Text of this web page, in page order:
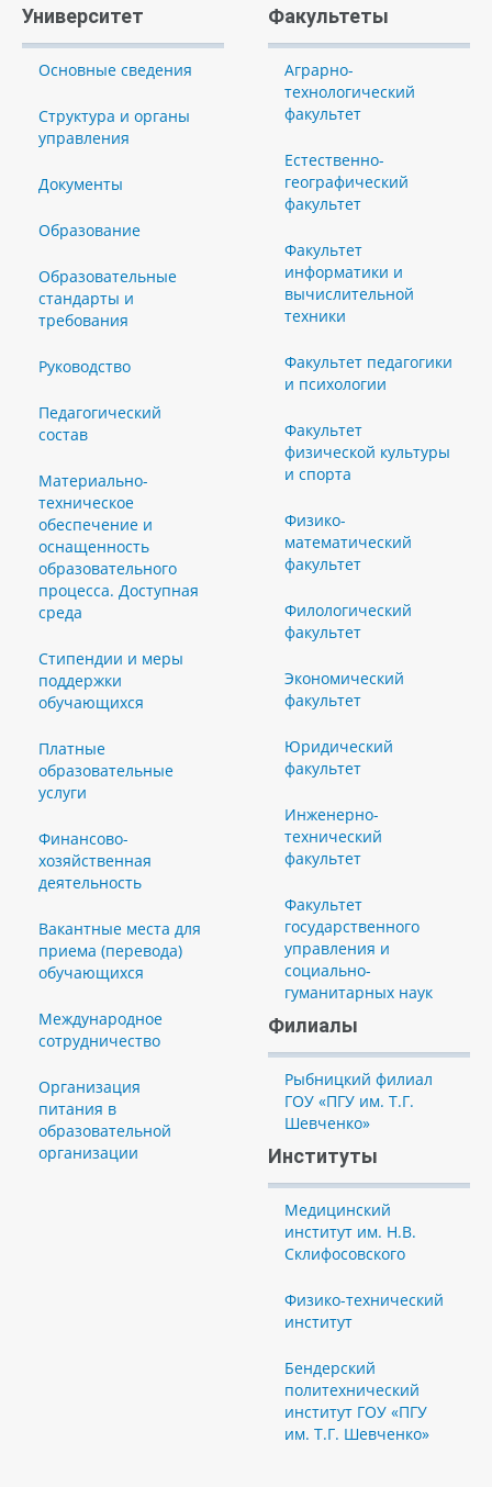
Университет
Основные сведения
Структура и органы
управления
Документы
Образование
Образовательные
стандарты и
требования
Руководство
Педагогический
состав
Материально-
техническое
обеспечение и
оснащенность
образовательного
процесса. Доступная
среда
Стипендии и меры
поддержки
обучающихся
Платные
образовательные
услуги
Финансово-
хозяйственная
деятельность
Вакантные места для
приема (перевода)
обучающихся
Международное
сотрудничество
Организация
питания в
образовательной
организации
Факультеты
Аграрно-
технологический
факультет
Естественно-
географический
факультет
Факультет
информатики и
вычислительной
техники
Факультет педагогики
и психологии
Факультет
физической культуры
и спорта
Физико-
математический
факультет
Филологический
факультет
Экономический
факультет
Юридический
факультет
Инженерно-
технический
факультет
Факультет
государственного
управления и
социально-
гуманитарных наук
Филиалы
Рыбницкий филиал
ГОУ «ПГУ им. Т.Г.
Шевченко»
Институты
Медицинский
институт им. Н.В.
Склифосовского
Физико-технический
институт
Бендерский
политехнический
институт ГОУ «ПГУ
им. Т.Г. Шевченко»